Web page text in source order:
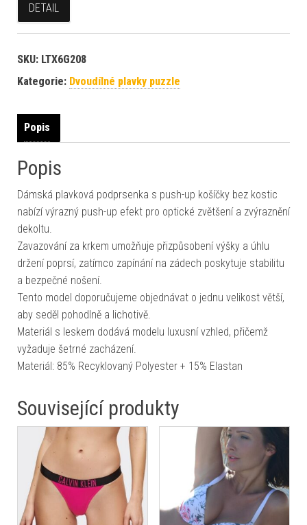
DETAIL
SKU: LTX6G208
Kategorie: Dvoudílné plavky puzzle
Popis
Popis
Dámská plavková podprsenka s push-up košíčky bez kostic
nabízí výrazný push-up efekt pro optické zvětšení a zvýraznění
dekoltu.
Zavazování za krkem umožňuje přizpůsobení výšky a úhlu
držení poprsí, zatímco zapínání na zádech poskytuje stabilitu
a bezpečné nošení.
Tento model doporučujeme objednávat o jednu velikost větší,
aby seděl pohodlně a lichotivě.
Materiál s leskem dodává modelu luxusní vzhled, přičemž
vyžaduje šetrné zacházení.
Materiál: 85% Recyklovaný Polyester + 15% Elastan
Související produkty